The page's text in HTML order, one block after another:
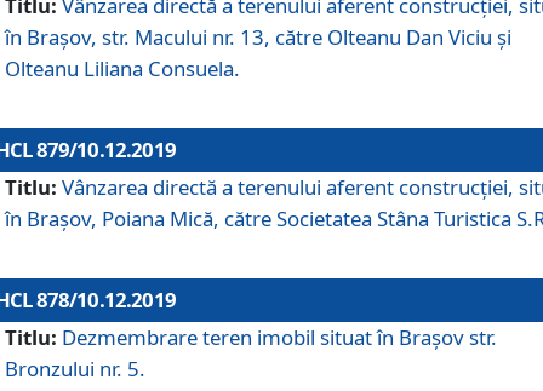
Titlu: Vânzarea directă a terenului aferent construcției,
în Brașov, str. Macului nr. 13, către Olteanu Dan Viciu și
Olteanu Liliana Consuela.
879/10.12.2019
Titlu: Vânzarea directă a terenului aferent construcției,
în Brașov, Poiana Mică, către Societatea Stâna Turistica
878/10.12.2019
Titlu: Dezmembrare teren imobil situat în Brașov str.
Bronzului nr. 5.